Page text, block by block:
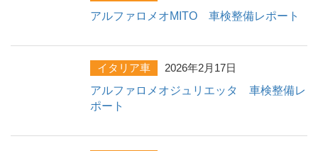
アルファロメオMITO 車検整備レポート
イタリア車
2026年2月17日
アルファロメオジュリエッタ 車検整備レ
ポート